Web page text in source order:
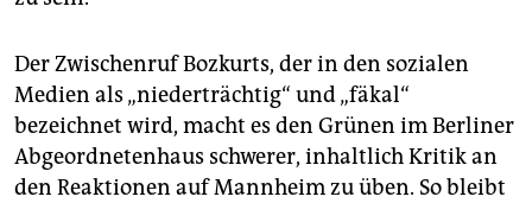
Der Zwischenruf Bozkurts, der in den sozialen
Medien als „niederträchtig“ und „fäkal“
bezeichnet wird, macht es den Grünen im Berliner
Abgeordnetenhaus schwerer, inhaltlich Kritik an
den Reaktionen auf Mannheim zu üben. So bleibt